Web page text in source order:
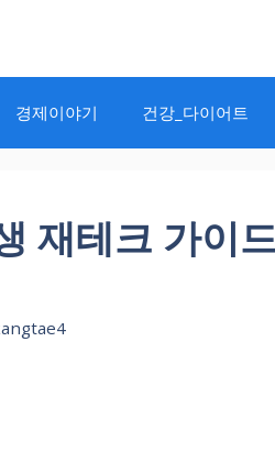
경제이야기 건강_다이어트
재테크 가이